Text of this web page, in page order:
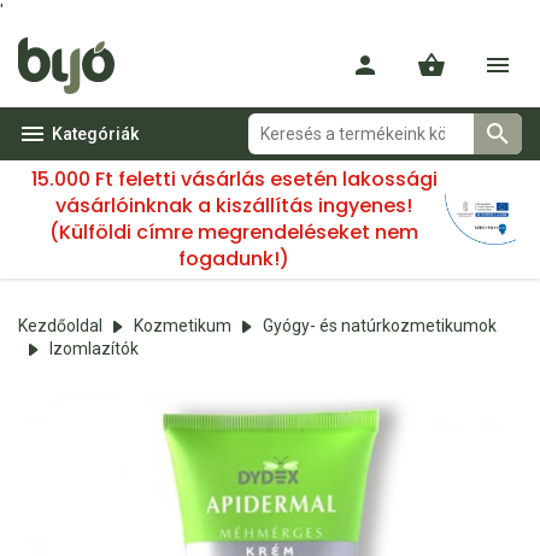
'
Kategóriák
15.000 Ft feletti vásárlás esetén lakossági
vásárlóinknak a kiszállítás ingyenes!
(Külföldi címre megrendeléseket nem
fogadunk!)
Kezdőoldal Kozmetikum
Gyógy- és natúrkozmetikumok
Izomlazítók